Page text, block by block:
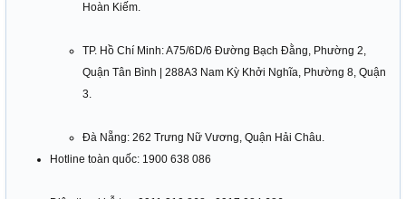
Hoàn Kiếm.
TP. Hồ Chí Minh: A75/6D/6 Đường Bạch Đằng, Phường 2,
Quận Tân Bình | 288A3 Nam Kỳ Khởi Nghĩa, Phường 8, Quận
3.
Đà Nẵng: 262 Trưng Nữ Vương, Quận Hải Châu.
Hotline toàn quốc: 1900 638 086